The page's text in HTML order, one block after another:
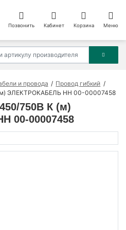
Позвонить Кабинет Корзина Меню
и провода
Провод гибкий
ЭЛЕКТРОКАБЕЛЬ НН 00-00007458
750В К (м)
00-00007458